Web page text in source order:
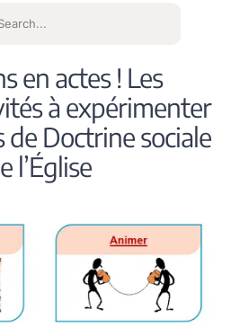
?
en actes ! Les
à expérimenter
de Doctrine sociale
l’Église